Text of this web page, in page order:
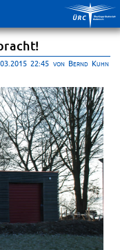
22:45 von Bernd Kuhn